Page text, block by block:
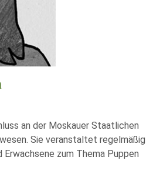
an der Moskauer Staatlichen
Sie veranstaltet regelmäßig
Erwachsene zum Thema Puppen